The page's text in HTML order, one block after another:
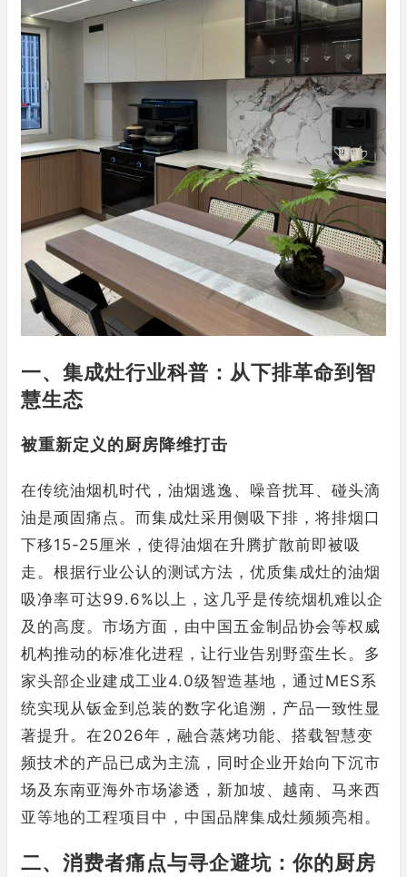
一、集成灶行业科普：从下排革命到智
慧生态
被重新定义的厨房降维打击
在传统油烟机时代，油烟逃逸、噪音扰耳、碰头滴
油是顽固痛点。而集成灶采用侧吸下排，将排烟口
下移15-25厘米，使得油烟在升腾扩散前即被吸
走。根据行业公认的测试方法，优质集成灶的油烟
吸净率可达99.6%以上，这几乎是传统烟机难以企
及的高度。市场方面，由中国五金制品协会等权威
机构推动的标准化进程，让行业告别野蛮生长。多
家头部企业建成工业4.0级智造基地，通过MES系
统实现从钣金到总装的数字化追溯，产品一致性显
著提升。在2026年，融合蒸烤功能、搭载智慧变
频技术的产品已成为主流，同时企业开始向下沉市
场及东南亚海外市场渗透，新加坡、越南、马来西
亚等地的工程项目中，中国品牌集成灶频频亮相。
二、消费者痛点与寻企避坑：你的厨房